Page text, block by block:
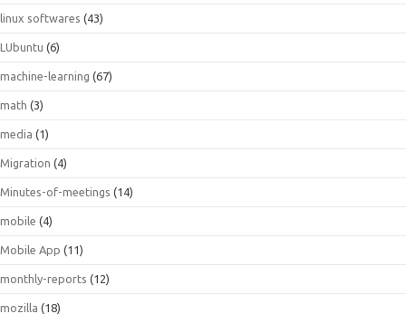
linux softwares (43)
LUbuntu (6)
machine-learning (67)
math (3)
media (1)
Migration (4)
Minutes-of-meetings (14)
mobile (4)
Mobile App (11)
monthly-reports (12)
mozilla (18)